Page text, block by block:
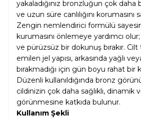
yakaladığınız bronzluğun çok daha
ve uzun süre canlılığını korumasını
Zengin nemlendirici formülü
kurumasını önlemeye yardımcı
ve pürüzsüz bir dokunuş bırakır. Cilt
emilen jel yapısı, arkasında yağlı
bırakmadığı için gün boyu rahat bir
Düzenli kullanıldığında bronz
cildinizin çok daha sağlıklı, dinamik ve
görünmesine katkıda bulunur.
Kullanım Şekli